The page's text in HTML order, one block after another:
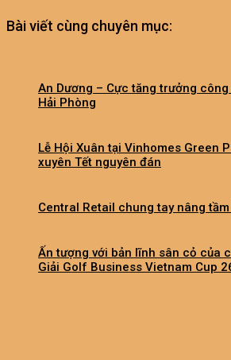
Bài viết cùng chuyên mục:
An Dương – Cực tăng trưởng
Hải Phòng
Lễ Hội Xuân tại Vinhomes Green
xuyên Tết nguyên đán
Central Retail chung tay nâng
Ấn tượng với bản lĩnh sân cỏ của
Giải Golf Business Vietnam Cup